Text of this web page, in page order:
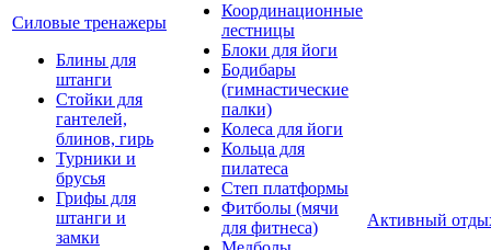
Силовые тренажеры
Блины для
штанги
Стойки для
гантелей,
блинов, гирь
Турники и
брусья
Грифы для
штанги и
замки
Координационные
лестницы
Блоки для йоги
Бодибары
(гимнастические
палки)
Колеса для йоги
Кольца для
пилатеса
Степ платформы
Фитболы (мячи
для фитнеса)
Активный